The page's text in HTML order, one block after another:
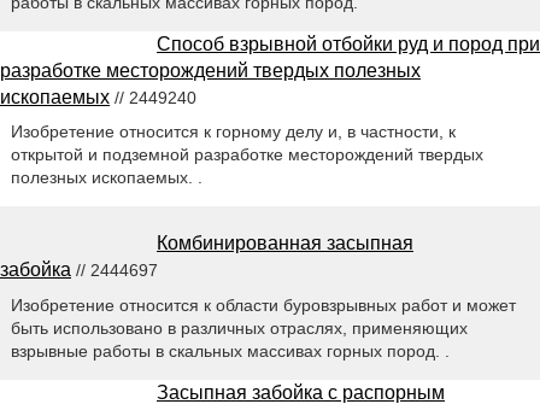
Способ взрывной отбойки руд и пород при
разработке месторождений твердых полезных
ископаемых // 2449240
Изобретение относится к горному делу и, в частности, к
открытой и подземной разработке месторождений твердых
полезных ископаемых. .
Комбинированная засыпная
забойка // 2444697
Изобретение относится к области буровзрывных работ и может
быть использовано в различных отраслях, применяющих
взрывные работы в скальных массивах горных пород. .
Засыпная забойка с распорным